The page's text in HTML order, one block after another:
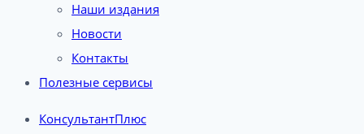
Наши издания
Новости
Контакты
Полезные сервисы
КонсультантПлюс